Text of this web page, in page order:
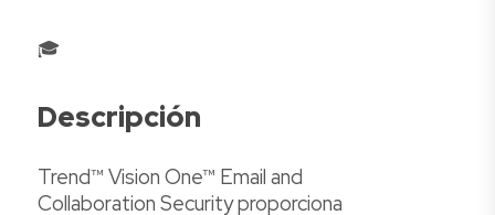
🎓
Descripción
Trend™ Vision One™ Email and
Collaboration Security proporciona